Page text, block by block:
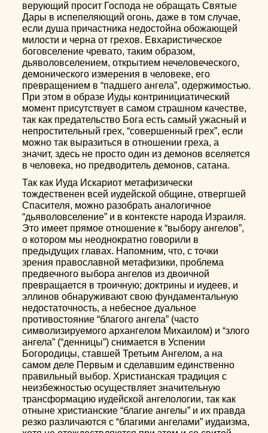
верующий просит Господа не обращать Святые
Дары в испепеляющий огонь, даже в том случае,
если душа причастника недостойна обожающей
милости и черна от грехов. Евхаристическое
боговселение чревато, таким образом,
дьяволовселением, открытием нечеловеческого,
демонического измерения в человеке, его
превращением в “падшего ангела”, одержимостью.
При этом в образе Иуды контринициатический
момент присутствует в самом страшном качестве,
так как предательство Бога есть самый ужасный и
непростительный грех, “совершенный грех”, если
можно так выразиться в отношении греха, а
значит, здесь не просто один из демонов вселяется
в человека, но предводитель демонов, сатана.
Так как Иуда Искариот метафизически
тождественен всей иудейской общине, отвергшей
Спасителя, можно разобрать аналогичное
“дьяволовселение” и в контексте народа Израиля.
Это имеет прямое отношение к “выбору ангелов”,
о котором мы неоднократно говорили в
предыдущих главах. Напомним, что, с точки
зрения православной метафизики, проблема
предвечного выбора ангелов из двоичной
превращается в троичную; доктрины и иудеев, и
эллинов обнаруживают свою фундаментальную
недостаточность, а небесное дуальное
противостояние “благого ангела” (часто
символизируемого архангелом Михаилом) и “злого
ангела” (“денницы”) снимается в Успении
Богородицы, ставшей Третьим Ангелом, а на
самом деле Первым и сделавшим единственно
правильный выбор. Христианская традиция с
неизбежностью осуществляет значительную
трансформацию иудейской ангелологии, так как
отныне христианские “благие ангелы” и их правда
резко различаются с “благими ангелами” иудаизма,